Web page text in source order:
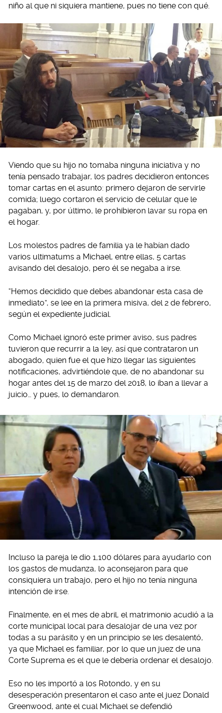
niño al que ni siquiera mantiene, pues no tiene con qué.
Viendo que su hijo no tomaba ninguna iniciativa y no
tenía pensado trabajar, los padres decidieron entonces
tomar cartas en el asunto: primero dejaron de servirle
comida; luego cortaron el servicio de celular que le
pagaban, y, por último, le prohibieron lavar su ropa en
el hogar.
Los molestos padres de familia ya le habían dado
varios ultimatums a Michael, entre ellas, 5 cartas
avisando del desalojo, pero él se negaba a irse.
“Hemos decidido que debes abandonar esta casa de
inmediato”, se lee en la primera misiva, del 2 de febrero,
según el expediente judicial.
Como Michael ignoró este primer aviso, sus padres
tuvieron que recurrir a la ley, así que contrataron un
abogado, quien fue el que hizo llegar las siguientes
notificaciones, advirtiéndole que, de no abandonar su
hogar antes del 15 de marzo del 2018, lo iban a llevar a
juicio… y pues, lo demandaron.
Incluso la pareja le dio 1,100 dólares para ayudarlo con
los gastos de mudanza, lo aconsejaron para que
consiquiera un trabajo, pero el hijo no tenía ninguna
intención de irse.
Finalmente, en el mes de abril, el matrimonio acudió a la
corte municipal local para desalojar de una vez por
todas a su parásito y en un principio se les desalentó,
ya que Michael es familiar, por lo que un juez de una
Corte Suprema es el que le debería ordenar el desalojo.
Eso no les importó a los Rotondo, y en su
desesperación presentaron el caso ante el juez Donald
Greenwood, ante el cual Michael se defendió